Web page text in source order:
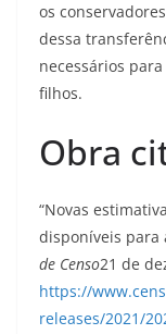
os
dessa
necessários
filhos.
Obra
“Novas
disponíveis para
de Censo21 de
https://
releases/2021/